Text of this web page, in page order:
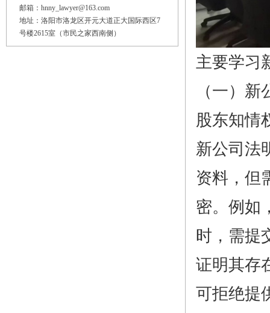
邮箱：hnny_lawyer@163.com
地址：洛阳市洛龙区开元大道正大国际西区7
号楼2615室（市民之家西南侧）
主要学习
（一）
股东知情
新公司法
资料，但
密。例如
时，需提
证明其存
可拒绝提